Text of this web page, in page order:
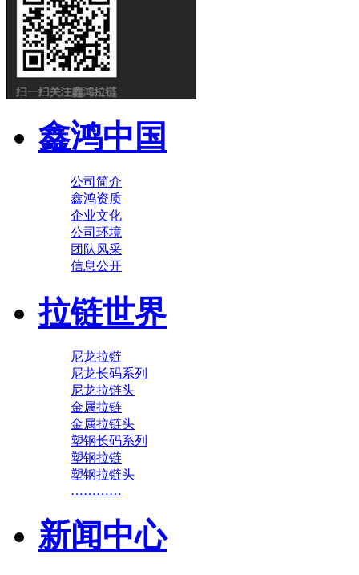
鑫鸿中国
公司简介
鑫鸿资质
企业文化
公司环境
团队风采
信息公开
拉链世界
尼龙拉链
尼龙长码系列
尼龙拉链头
金属拉链
金属拉链头
塑钢长码系列
塑钢拉链
塑钢拉链头
…………
新闻中心